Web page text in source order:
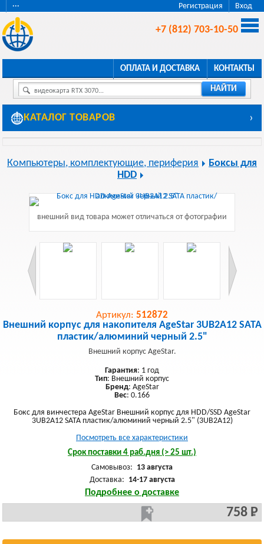
Регистрация Вход
···
+7 (812) 703-10-50
ОПЛАТА И ДОСТАВКА КОНТАКТЫ
видеокарта RTX 3070... НАЙТИ
КАТАЛОГ ТОВАРОВ ›
Компьютеры, комплектующие, периферия
Боксы для
HDD
внешний вид товара может отличаться от фотографии
Артикул: 512872
Внешний корпус для накопителя AgeStar 3UB2A12 SATA
пластик/алюминий черный 2.5"
Внешний корпус AgeStar.
Гарантия: 1 год
Тип: Внешний корпус
Бренд: AgeStar
Вес: 0.166
Бокс для винчестера AgeStar Внешний корпус для HDD/SSD AgeStar
3UB2A12 SATA пластик/алюминий черный 2.5" (3UB2A12)
Посмотреть все характеристики
Срок поставки 4 раб.дня (> 25 шт.)
Самовывоз: 13 августа
Доставка: 14-17 августа
Подробнее о доставке
758 Р